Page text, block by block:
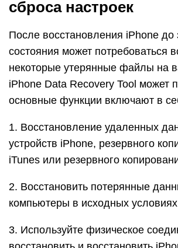
сброса настроек
После восстановления iPhone до
состояния может потребоваться
некоторые утерянные файлы на
iPhone Data Recovery Tool может
основные функции включают в
1. Восстановление удаленных
устройств iPhone, резервного
iTunes или резервного
2. Восстановить потерянные
компьютеры в исходных
3. Используйте физическое